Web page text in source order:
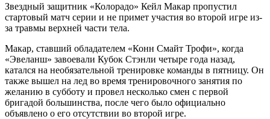
Звездный защитник «Колорадо» Кейл Макар пропустил
стартовый матч серии и не примет участия во второй игре из-
за травмы верхней части тела.
Макар, ставший обладателем «Конн Смайт Трофи», когда
«Эвеланш» завоевали Кубок Стэнли четыре года назад,
катался на необязательной тренировке команды в пятницу. Он
также вышел на лед во время тренировочного занятия по
желанию в субботу и провел несколько смен с первой
бригадой большинства, после чего было официально
объявлено о его отсутствии во второй игре.